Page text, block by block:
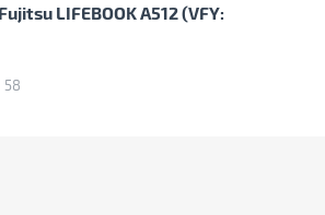
LIFEBOOK A512 (VFY:
58